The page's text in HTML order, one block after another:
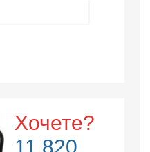
Хочете?
11 820